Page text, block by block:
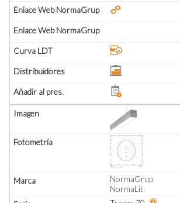
NormaGrup
NormaLit